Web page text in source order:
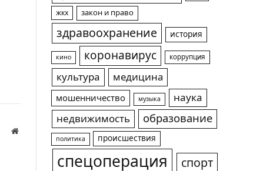
Website
жкх закон и право
здравоохранение история
кино коронавирус коррупция
культура медицина
мошенничество музыка
наука
недвижимость
образование
политика происшествия
спецоперация спорт